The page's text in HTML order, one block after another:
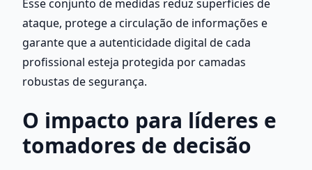
Esse conjunto de medidas reduz superfícies de
ataque, protege a circulação de informações e
garante que a autenticidade digital de cada
profissional esteja protegida por camadas
robustas de segurança.
O impacto para líderes e
tomadores de decisão